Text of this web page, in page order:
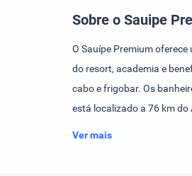
Sobre o Sauipe
O Sauípe Premium
do resort, academia e
cabo e frigobar. Os
está localizado a 76 km
Ver mais